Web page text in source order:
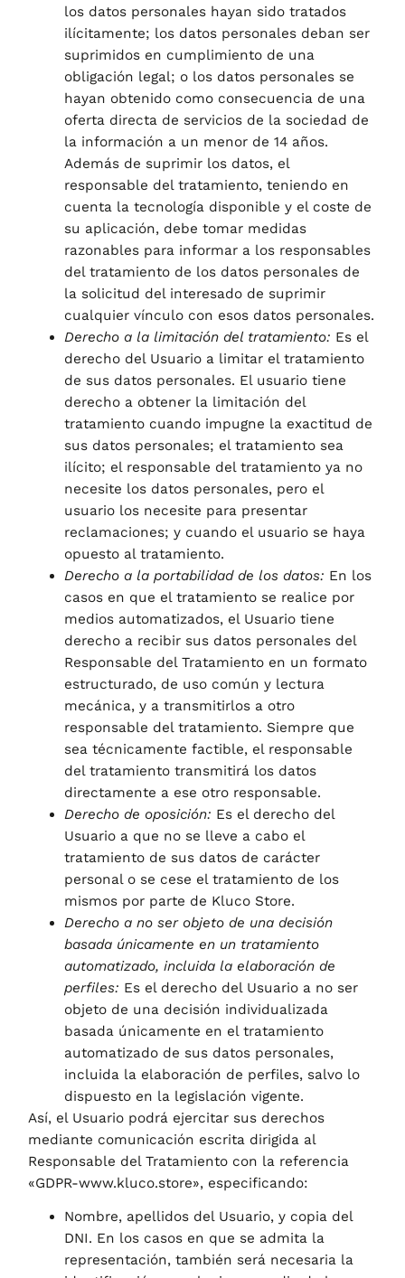
los datos personales hayan sido tratados
ilícitamente; los datos personales deban ser
suprimidos en cumplimiento de una
obligación legal; o los datos personales se
hayan obtenido como consecuencia de una
oferta directa de servicios de la sociedad de
la información a un menor de 14 años.
Además de suprimir los datos, el
responsable del tratamiento, teniendo en
cuenta la tecnología disponible y el coste de
su aplicación, debe tomar medidas
razonables para informar a los responsables
del tratamiento de los datos personales de
la solicitud del interesado de suprimir
cualquier vínculo con esos datos personales.
Derecho a la limitación del tratamiento: Es el
derecho del Usuario a limitar el tratamiento
de sus datos personales. El usuario tiene
derecho a obtener la limitación del
tratamiento cuando impugne la exactitud de
sus datos personales; el tratamiento sea
ilícito; el responsable del tratamiento ya no
necesite los datos personales, pero el
usuario los necesite para presentar
reclamaciones; y cuando el usuario se haya
opuesto al tratamiento.
Derecho a la portabilidad de los datos: En los
casos en que el tratamiento se realice por
medios automatizados, el Usuario tiene
derecho a recibir sus datos personales del
Responsable del Tratamiento en un formato
estructurado, de uso común y lectura
mecánica, y a transmitirlos a otro
responsable del tratamiento. Siempre que
sea técnicamente factible, el responsable
del tratamiento transmitirá los datos
directamente a ese otro responsable.
Derecho de oposición: Es el derecho del
Usuario a que no se lleve a cabo el
tratamiento de sus datos de carácter
personal o se cese el tratamiento de los
mismos por parte de Kluco Store.
Derecho a no ser objeto de una decisión
basada únicamente en un tratamiento
automatizado, incluida la elaboración de
perfiles: Es el derecho del Usuario a no ser
objeto de una decisión individualizada
basada únicamente en el tratamiento
automatizado de sus datos personales,
incluida la elaboración de perfiles, salvo lo
dispuesto en la legislación vigente.
Así, el Usuario podrá ejercitar sus derechos
mediante comunicación escrita dirigida al
Responsable del Tratamiento con la referencia
«GDPR-www.kluco.store», especificando:
Nombre, apellidos del Usuario, y copia del
DNI. En los casos en que se admita la
representación, también será necesaria la